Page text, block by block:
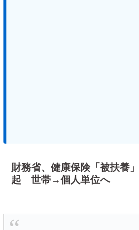
財務省、健康保険「被扶養
起 世帯→個人単位へ